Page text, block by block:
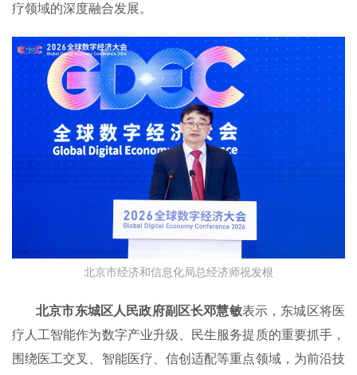
疗领域的深度融合发展。
北京市经济和信息化局总经济师祝发根
北京市东城区人民政府副区长邓慧敏表示，东城区将医
疗人工智能作为数字产业升级、民生服务提质的重要抓手，
围绕医工交叉、智能医疗、信创适配等重点领域，为前沿技